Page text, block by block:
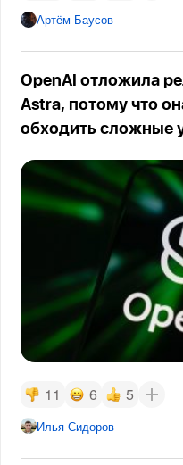
Артём Баусов
OpenAI отложила
Astra, потому что
обходить сложные
11 6 5
Илья Сидоров